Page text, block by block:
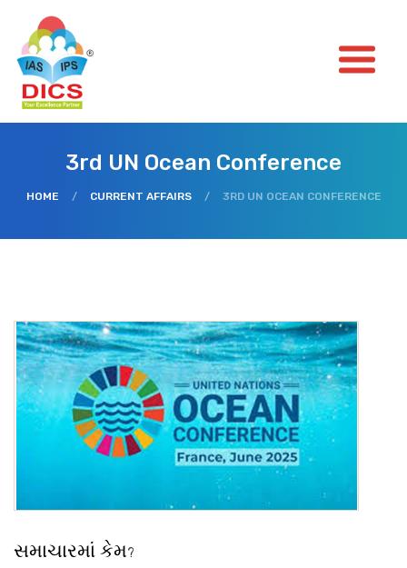
3rd UN Ocean Conference
HOME / CURRENT AFFAIRS / 3RD UN OCEAN CONFERENCE
સમાચારમાં કેમ?